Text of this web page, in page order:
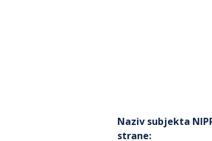
Naziv subjekta
strane: